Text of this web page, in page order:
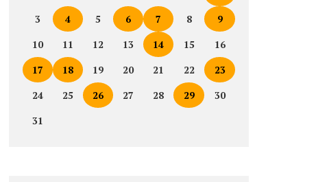
3
4 5 6 7 8
9
10
11 12 13 14 15
16
17
18 19 20 21 22
23
24
25 26 27 28 29
30
31